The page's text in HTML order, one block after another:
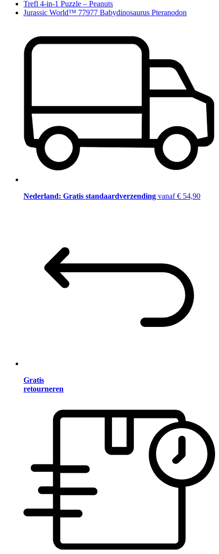
Trefl 4-in-1 Puzzle – Peanuts
Jurassic World™ 77977 Babydinosaurus Pteranodon
Nederland: Gratis standaardverzending vanaf € 54,90
Gratis
retourneren